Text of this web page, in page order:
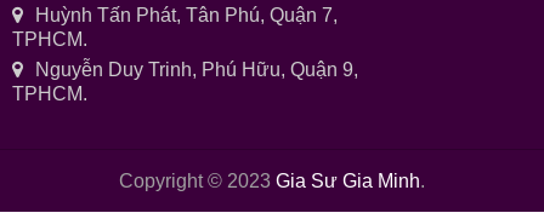
Huỳnh Tấn Phát, Tân Phú, Quận 7,
TPHCM.
Nguyễn Duy Trinh, Phú Hữu, Quận 9,
TPHCM.
Copyright © 2023 Gia Sư Gia Minh.